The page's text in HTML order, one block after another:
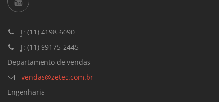
T: (11) 4198-6090
T: (11) 99175-2445
Departamento de vendas
vendas@zetec.com.br
Engenharia